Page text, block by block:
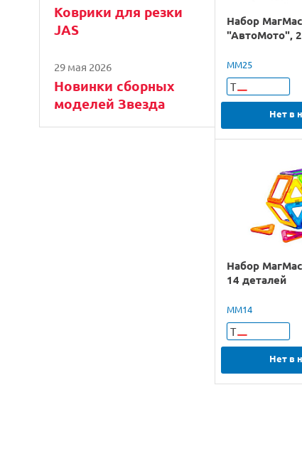
Коврики для резки
JAS
29 мая 2026
Новинки сборных
моделей Звезда
Набор
"АвтоМото",
ММ25
Т
Нет в
Набор
14 деталей
ММ14
Т
Нет в